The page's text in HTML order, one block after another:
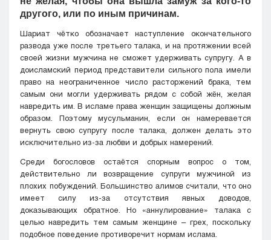
другого, или по иным причинам.
Шариат чётко обозначает наступление окончательного
развода уже после третьего талака, и на протяжении всей
своей жизни мужчина не сможет удерживать супругу. А в
доисламский период представители сильного пола имели
право на неограниченное число расторжений брака, тем
самым они могли удерживать рядом с собой жён, желая
навредить им. В исламе права женщин защищены должным
образом. Поэтому мусульманин, если он намеревается
вернуть свою супругу после талака, должен делать это
исключительно из-за любви и добрых намерений.
Среди богословов остаётся спорным вопрос о том,
действительно ли возвращение супруги мужчиной из
плохих побуждений. Большинство алимов считали, что оно
имеет силу из-за отсутствия явных доводов,
доказывающих обратное. Но «аннулирование» талака с
целью навредить тем самым женщине – грех, поскольку
подобное поведение противоречит нормам ислама.